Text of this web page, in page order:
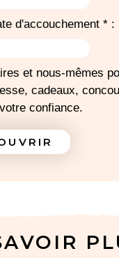
d'accouchement * :
et nous-mêmes
cadeaux,
confiance.
Pour la
auto